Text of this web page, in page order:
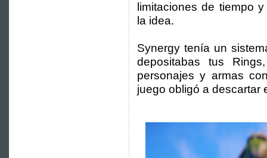
limitaciones de tiempo
la idea.
Synergy tenía un
depositabas tus
personajes y armas
juego obligó a descartar